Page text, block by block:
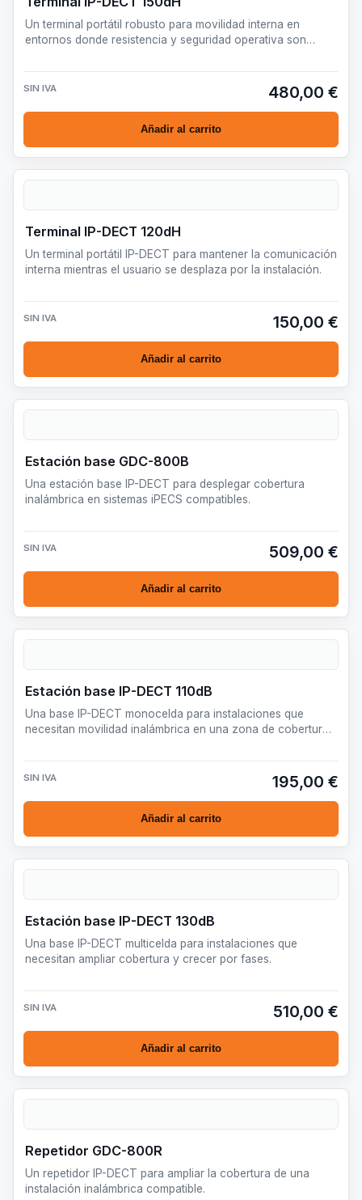
Un terminal portátil robusto para movilidad interna en
entornos donde resistencia y seguridad operativa son
SIN IVA 480,00 €
Añadir al carrito
Terminal IP-DECT 120dH
Un terminal portátil IP-DECT para mantener la comunicación
interna mientras el usuario se desplaza por la instalación.
SIN IVA 150,00 €
Añadir al carrito
Estación base GDC-800B
Una estación base IP-DECT para desplegar cobertura
inalámbrica en sistemas iPECS compatibles.
SIN IVA 509,00 €
Añadir al carrito
Estación base IP-DECT 110dB
Una base IP-DECT monocelda para instalaciones que
necesitan movilidad inalámbrica en una zona de cobertura
SIN IVA 195,00 €
Añadir al carrito
Estación base IP-DECT 130dB
Una base IP-DECT multicelda para instalaciones que
necesitan ampliar cobertura y crecer por fases.
SIN IVA 510,00 €
Añadir al carrito
Repetidor GDC-800R
Un repetidor IP-DECT para ampliar la cobertura de una
instalación inalámbrica compatible.